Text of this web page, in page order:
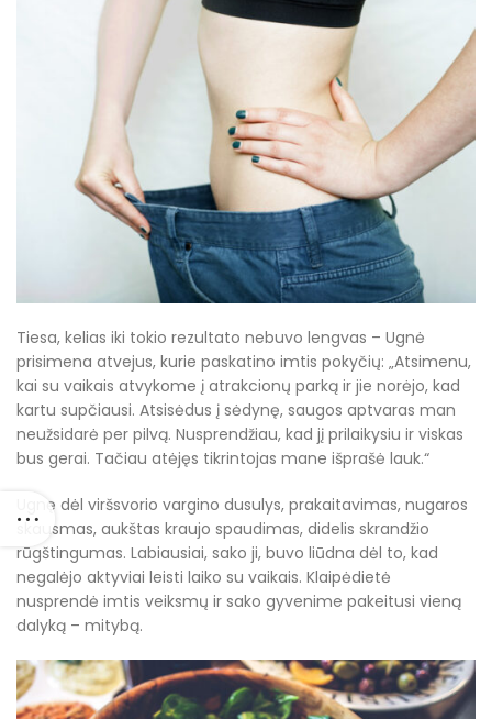
Tiesa, kelias iki tokio rezultato nebuvo lengvas – Ugnė
prisimena atvejus, kurie paskatino imtis pokyčių: „Atsimenu,
kai su vaikais atvykome į atrakcionų parką ir jie norėjo, kad
kartu supčiausi. Atsisėdus į sėdynę, saugos aptvaras man
neužsidarė per pilvą. Nusprendžiau, kad jį prilaikysiu ir viskas
bus gerai. Tačiau atėjęs tikrintojas mane išprašė lauk.“
Ugnę dėl viršsvorio vargino dusulys, prakaitavimas, nugaros
skausmas, aukštas kraujo spaudimas, didelis skrandžio
rūgštingumas. Labiausiai, sako ji, buvo liūdna dėl to, kad
negalėjo aktyviai leisti laiko su vaikais. Klaipėdietė
nusprendė imtis veiksmų ir sako gyvenime pakeitusi vieną
dalyką – mitybą.